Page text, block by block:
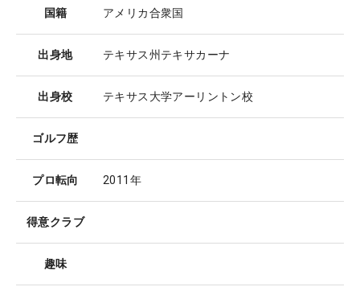
国籍 アメリカ合衆国
出身地 テキサス州テキサカーナ
出身校 テキサス大学アーリントン校
ゴルフ歴
プロ転向 2011年
得意クラブ
趣味